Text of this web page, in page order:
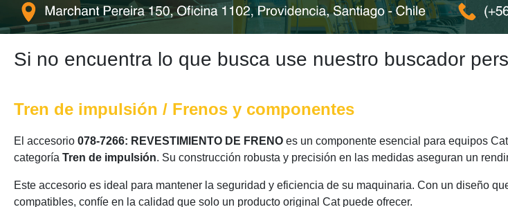
Si no encuentra lo que busca use nuestro buscador
Tren de impulsión / Frenos y componentes
El accesorio 078-7266: REVESTIMIENTO DE FRENO es un componente esencial para equipos
categoría Tren de impulsión. Su construcción robusta y precisión en las medidas aseguran un
Este accesorio es ideal para mantener la seguridad y eficiencia de su maquinaria. Con un diseño
compatibles, confíe en la calidad que solo un producto original Cat puede ofrecer.